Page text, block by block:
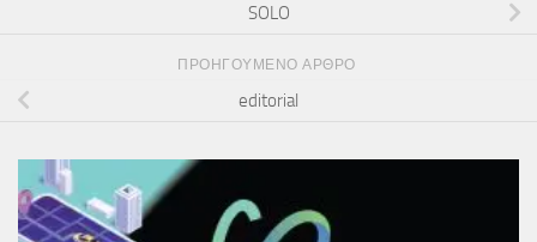
SOLO
ΠΡΟΗΓΟΎΜΕΝΟ ΆΡΘΡΟ
editorial